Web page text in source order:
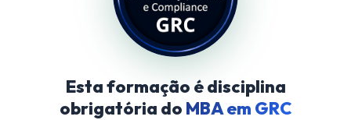
Esta formação é disciplina
obrigatória do MBA em GRC